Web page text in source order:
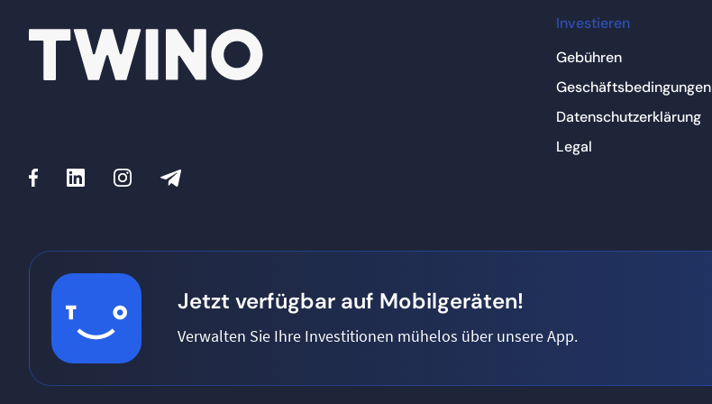
Investieren
Gebühren
Geschäftsbedingungen
Datenschutzerklärung
Legal
Jetzt verfügbar auf Mobilgeräten!
Verwalten Sie Ihre Investitionen mühelos über unsere App.